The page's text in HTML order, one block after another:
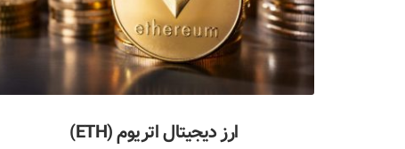
ارز دیجیتال اتریوم (ETH)